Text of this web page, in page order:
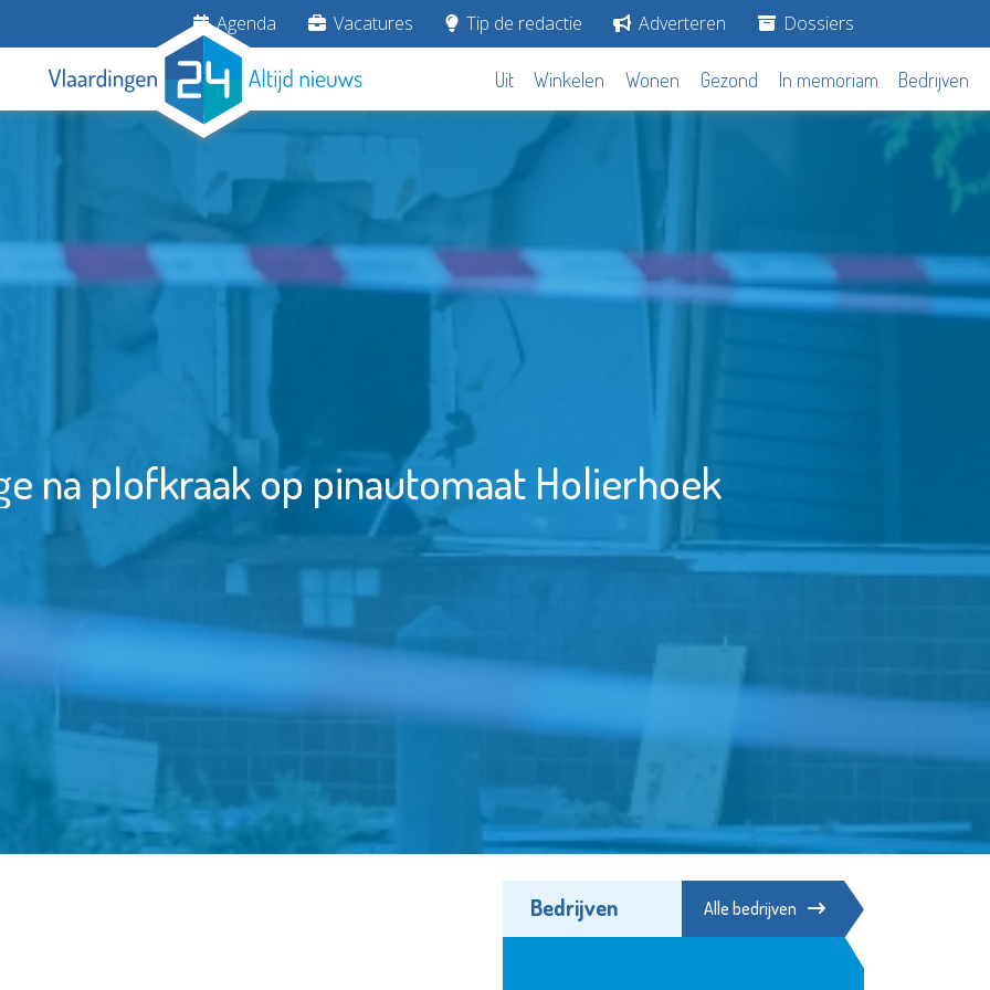
Agenda Vacatures Tip de redactie Adverteren Dossiers
Uit Winkelen Wonen Gezond In memoriam Bedrijven
na plofkraak op pinautomaat Holierhoek
Bedrijven Alle bedrijven